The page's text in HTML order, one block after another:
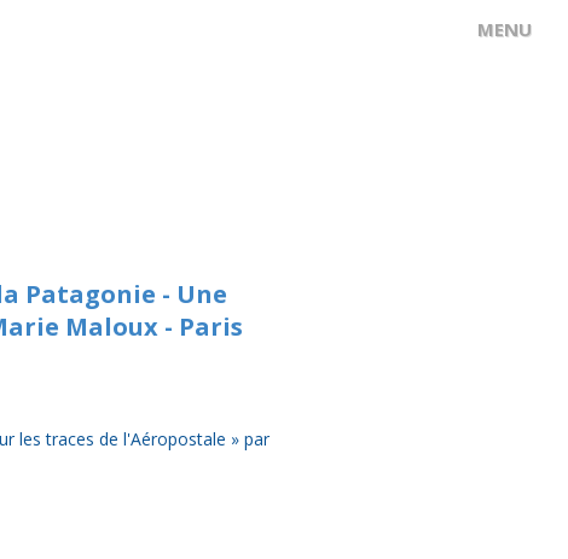
Patagonie - Une
Maloux - Paris
les traces de l'Aéropostale » par